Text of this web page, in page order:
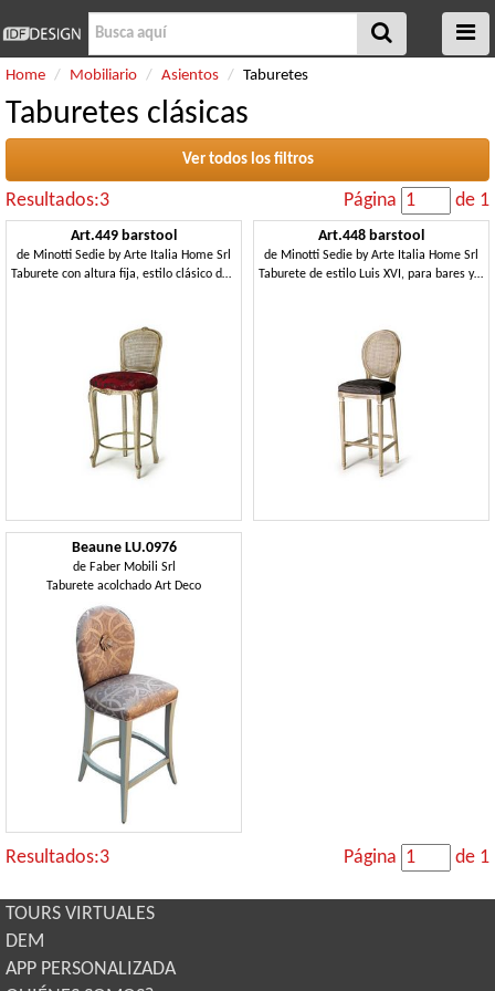
Home Mobiliario Asientos Taburetes
Taburetes clásicas
Ver todos los filtros
Resultados:3 Página de 1
Art.449 barstool
de Minotti Sedie by Arte Italia Home Srl
Taburete con altura fija, estilo clásico de lujo
Art.448 barstool
de Minotti Sedie by Arte Italia Home Srl
Taburete de estilo Luis XVI, para bares y pubs
Beaune LU.0976
de Faber Mobili Srl
Taburete acolchado Art Deco
Resultados:3 Página de 1
TOURS VIRTUALES
DEM
APP PERSONALIZADA